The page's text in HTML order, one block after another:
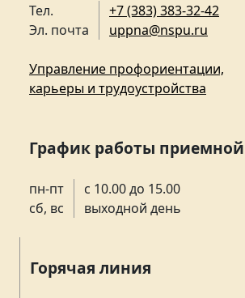
Тел.
Эл. почта
+7 (383) 383-32-42
uppna@nspu.ru
Управление профориентации,
карьеры и трудоустройства
График работы
пн-пт
сб, вс
с 10.00 до 15.00
выходной день
Горячая линия